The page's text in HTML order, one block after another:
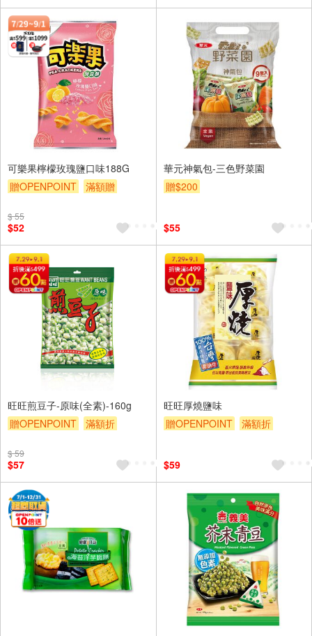
可樂果檸檬玫瑰鹽口味188G
贈OPENPOINT
滿額贈
$ 55
$52
華元神氣包-三色野菜園
贈$200
$55
旺旺煎豆子-原味(全素)-160g
贈OPENPOINT
滿額折
$ 59
$57
旺旺厚燒鹽味
贈OPENPOINT
滿額折
$59